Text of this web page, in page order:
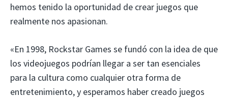
hemos tenido la oportunidad de crear juegos que
realmente nos apasionan.
«En 1998, Rockstar Games se fundó con la idea de que
los videojuegos podrían llegar a ser tan esenciales
para la cultura como cualquier otra forma de
entretenimiento, y esperamos haber creado juegos